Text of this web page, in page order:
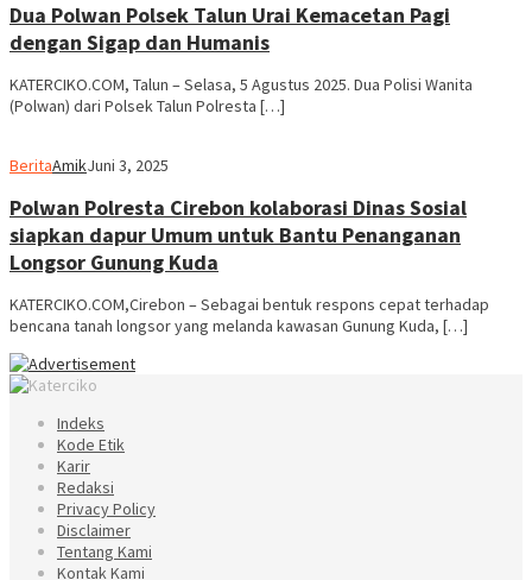
Dua Polwan Polsek Talun Urai Kemacetan Pagi
dengan Sigap dan Humanis
KATERCIKO.COM, Talun – Selasa, 5 Agustus 2025. Dua Polisi Wanita
(Polwan) dari Polsek Talun Polresta […]
BeritaAmikJuni 3, 2025
Polwan Polresta Cirebon kolaborasi Dinas Sosial
siapkan dapur Umum untuk Bantu Penanganan
Longsor Gunung Kuda
KATERCIKO.COM,Cirebon – Sebagai bentuk respons cepat terhadap
bencana tanah longsor yang melanda kawasan Gunung Kuda, […]
Indeks
Kode Etik
Karir
Redaksi
Privacy Policy
Disclaimer
Tentang Kami
Kontak Kami